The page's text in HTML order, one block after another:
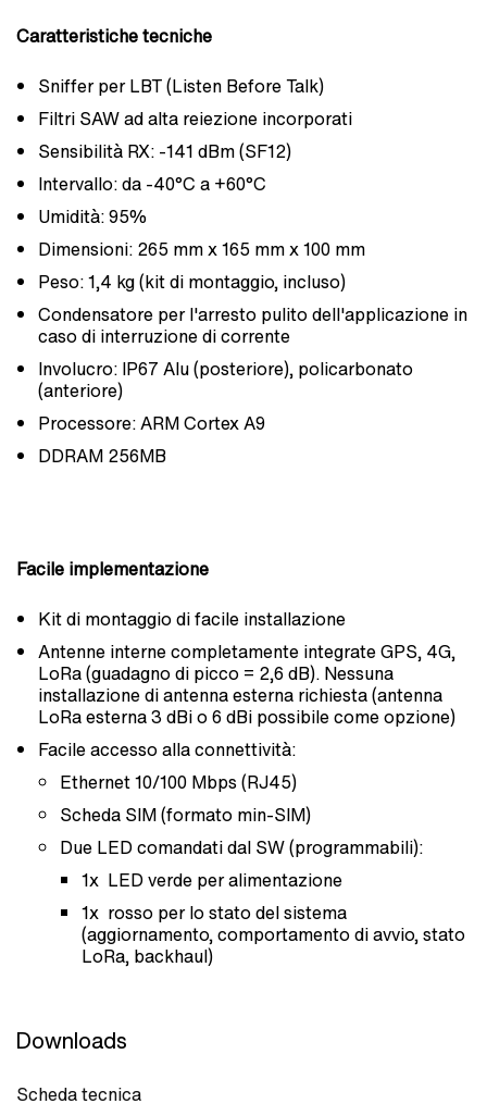
Caratteristiche tecniche
Sniffer per LBT (Listen Before Talk)
Filtri SAW ad alta reiezione incorporati
Sensibilità RX: -141 dBm (SF12)
Intervallo: da -40°C a +60°C
Umidità: 95%
Dimensioni: 265 mm x 165 mm x 100 mm
Peso: 1,4 kg (kit di montaggio, incluso)
Condensatore per l'arresto pulito dell'applicazione in
caso di interruzione di corrente
Involucro: IP67 Alu (posteriore), policarbonato
(anteriore)
Processore: ARM Cortex A9
DDRAM 256MB
Facile implementazione
Kit di montaggio di facile installazione
Antenne interne completamente integrate GPS, 4G,
LoRa (guadagno di picco = 2,6 dB). Nessuna
installazione di antenna esterna richiesta (antenna
LoRa esterna 3 dBi o 6 dBi possibile come opzione)
Facile accesso alla connettività:
Ethernet 10/100 Mbps (RJ45)
Scheda SIM (formato min-SIM)
Due LED comandati dal SW (programmabili):
1x LED verde per alimentazione
1x rosso per lo stato del sistema
(aggiornamento, comportamento di avvio, stato
LoRa, backhaul)
Downloads
Scheda tecnica